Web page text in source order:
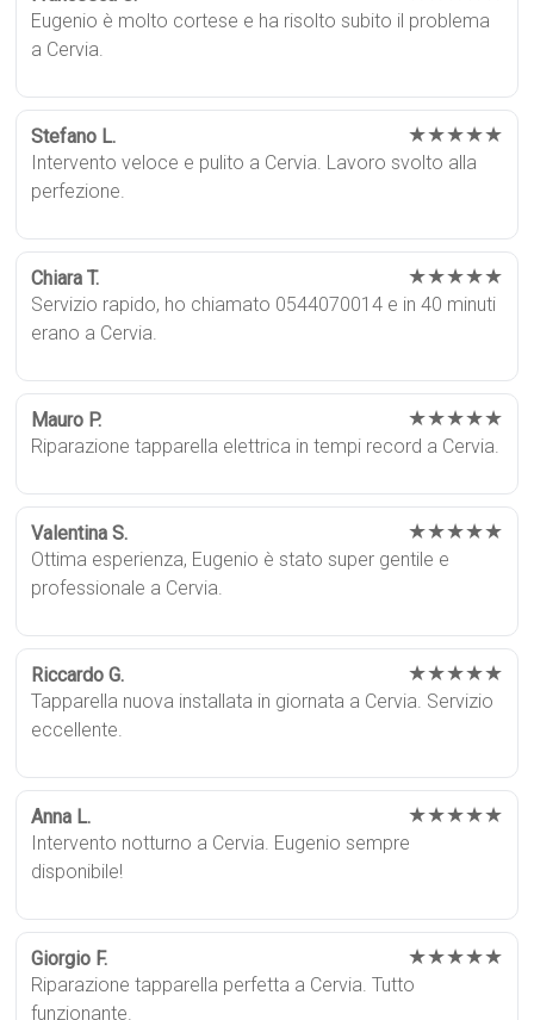
Eugenio è molto cortese e ha risolto subito il problema
a Cervia.
Stefano L. ★★★★★
Intervento veloce e pulito a Cervia. Lavoro svolto alla
perfezione.
Chiara T. ★★★★★
Servizio rapido, ho chiamato 0544070014 e in 40 minuti
erano a Cervia.
Mauro P. ★★★★★
Riparazione tapparella elettrica in tempi record a Cervia.
Valentina S. ★★★★★
Ottima esperienza, Eugenio è stato super gentile e
professionale a Cervia.
Riccardo G. ★★★★★
Tapparella nuova installata in giornata a Cervia. Servizio
eccellente.
Anna L. ★★★★★
Intervento notturno a Cervia. Eugenio sempre
disponibile!
Giorgio F. ★★★★★
Riparazione tapparella perfetta a Cervia. Tutto
funzionante.